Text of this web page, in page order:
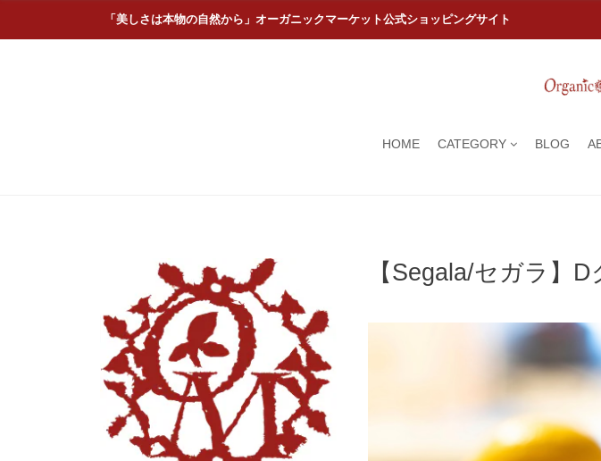
「美しさは本物の自然から」オーガニックマーケット公式ショッピングサイト
HOME CATEGORY BLOG
【Segala/セガラ】